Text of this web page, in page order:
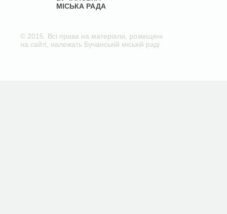
МІСЬКА РАДА
© 2015. Всі права на матеріали, розміщені
на сайті, належать Бучанській міській раді